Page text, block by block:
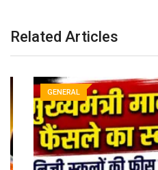
Related Articles
GENERAL